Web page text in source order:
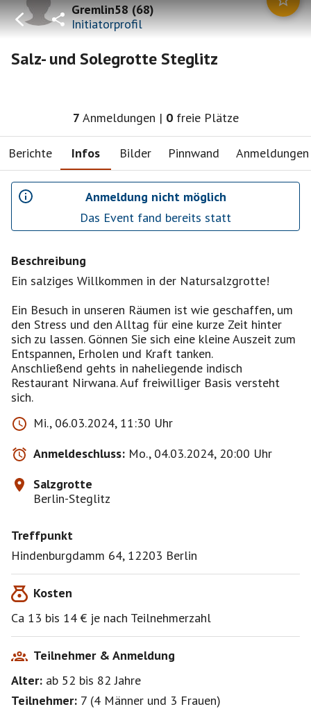
Gremlin58(68)
Initiatorprofil
Salz- und Solegrotte Steglitz
7 Anmeldungen | 0 freie Plätze
Berichte Infos Bilder Pinnwand Anmeldungen
Anmeldung nicht möglich
Das Event fand bereits statt
Beschreibung
Ein salziges Willkommen in der Natursalzgrotte!
Ein Besuch in unseren Räumen ist wie geschaffen, um
den Stress und den Alltag für eine kurze Zeit hinter
sich zu lassen. Gönnen Sie sich eine kleine Auszeit zum
Entspannen, Erholen und Kraft tanken.
Anschließend gehts in naheliegende indisch
Restaurant Nirwana. Auf freiwilliger Basis versteht
sich.
Mi., 06.03.2024, 11:30 Uhr
Anmeldeschluss: Mo., 04.03.2024, 20:00 Uhr
Salzgrotte
Berlin-Steglitz
Treffpunkt
Hindenburgdamm 64, 12203 Berlin
Kosten
Ca 13 bis 14 € je nach Teilnehmerzahl
Teilnehmer & Anmeldung
Alter: ab 52 bis 82Jahre
Teilnehmer: 7 (4 Männer und 3 Frauen)